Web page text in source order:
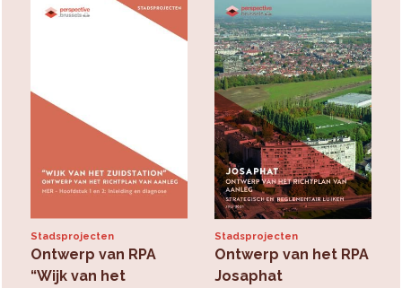
Stadsprojecten
Ontwerp van RPA
“Wijk van het
Stadsprojecten
Ontwerp van het RPA
Josaphat